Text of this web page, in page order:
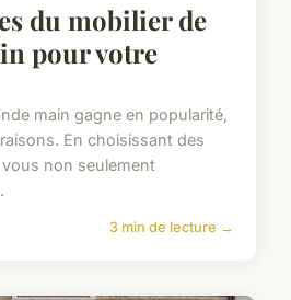
du mobilier de
pour votre
main gagne en popularité,
En choisissant des
non seulement
3 min de lecture →